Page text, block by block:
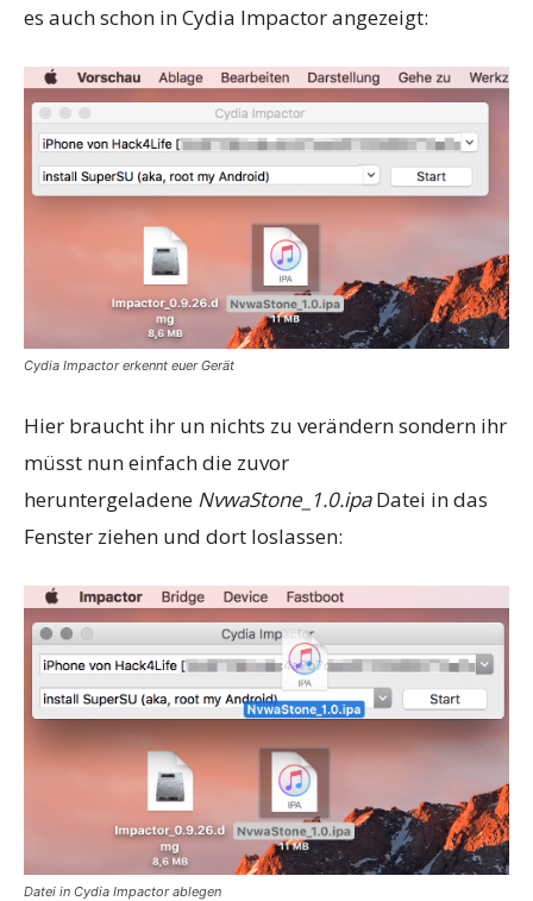
es auch schon in Cydia Impactor angezeigt:
Cydia Impactor erkennt euer Gerät
Hier braucht ihr un nichts zu verändern sondern ihr
müsst nun einfach die zuvor
heruntergeladene NvwaStone_1.0.ipaDatei in das
Fenster ziehen und dort loslassen:
Datei in Cydia Impactor ablegen